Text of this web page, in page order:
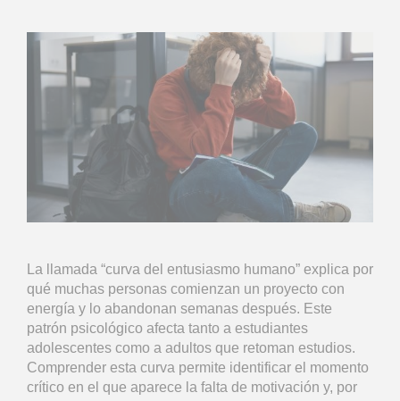
La llamada “curva del entusiasmo humano” explica por
qué muchas personas comienzan un proyecto con
energía y lo abandonan semanas después. Este
patrón psicológico afecta tanto a estudiantes
adolescentes como a adultos que retoman estudios.
Comprender esta curva permite identificar el momento
crítico en el que aparece la falta de motivación y, por